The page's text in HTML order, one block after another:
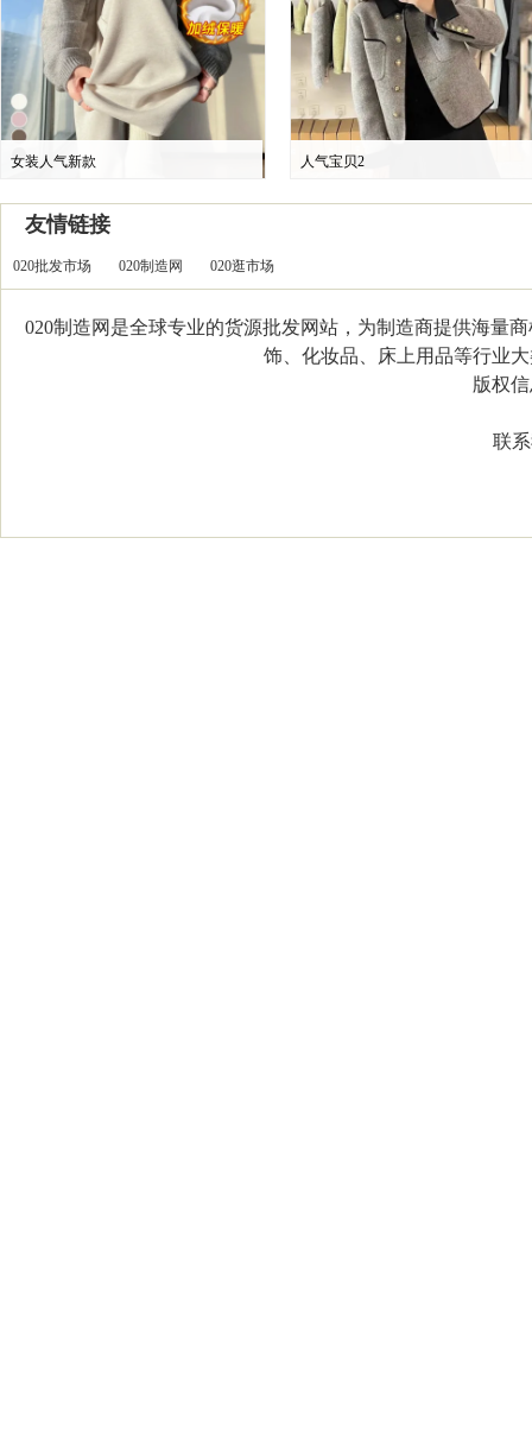
女装人气新款 人气宝贝2
友情链接
020批发市场 020制造网 020逛市场
020制造网是全球专业的货源批发网站，为制造商提供海量
饰、化妆品、床上用品等行业
版权信
联